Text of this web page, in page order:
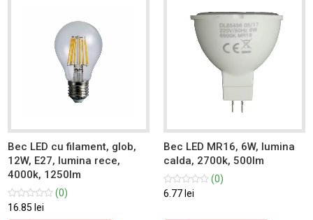
Bec LED cu filament, glob,
12W, E27, lumina rece,
4000k, 1250lm
(0)
16.85 lei
Bec LED MR16, 6W, lumina
calda, 2700k, 500lm
(0)
6.77 lei